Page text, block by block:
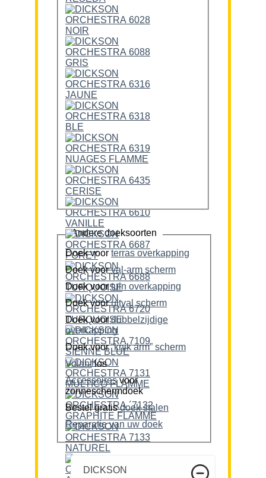
Andere doeksoorten
Doek voor terras overkapping
Doek voor
val-arm scherm
Doek voor
tuin overkapping
Doek voor
uitval scherm
Doek voordubbelzijdige
overkapping
Doek voor
“knik arm” scherm
Volantlos
Accessoiresvoor
zonneschermdoek
Bestel gratis doek stalen
Reparatie van uw doek
DICKSON